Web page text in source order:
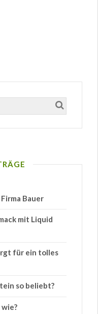
Bauer
mit Liquid
für ein tolles
so beliebt?